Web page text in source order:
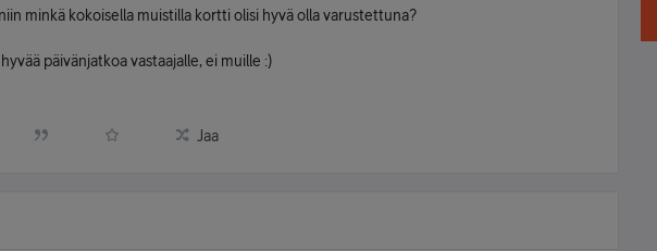
minkä kokoisella muistilla kortti olisi hyvä olla varustettuna?
päivänjatkoa vastaajalle, ei muille :)
Jaa